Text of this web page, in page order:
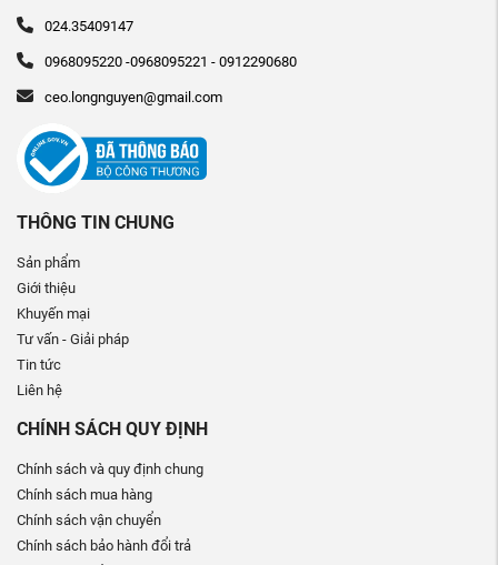
024.35409147
0968095220 -0968095221 - 0912290680
ceo.longnguyen@gmail.com
THÔNG TIN CHUNG
Sản phẩm
Giới thiệu
Khuyến mại
Tư vấn - Giải pháp
Tin tức
Liên hệ
CHÍNH SÁCH QUY ĐỊNH
Chính sách và quy định chung
Chính sách mua hàng
Chính sách vận chuyển
Chính sách bảo hành đổi trả